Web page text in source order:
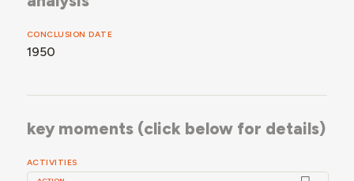
CONCLUSION DATE
1950
key moments (click below for details)
ACTIVITIES